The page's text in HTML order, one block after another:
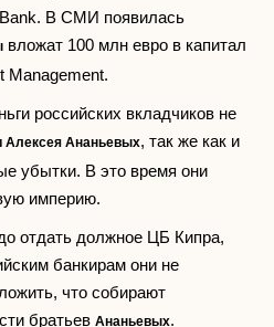
В СМИ появилась
вложат 100 млн евро в капитал
Management.
российских вкладчиков не
Алексея Ананьевых, так же как и
убытки. В это время они
империю.
отдать должное ЦБ Кипра,
банкирам они не
что собирают
братьев Ананьевых.